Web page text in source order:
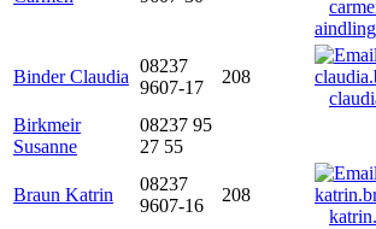
Binder Claudia
08237
9607-17
208
Birkmeir
Susanne
08237 95
27 55
Braun Katrin
08237
9607-16
208